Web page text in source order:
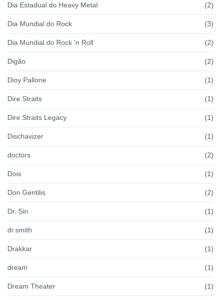
Dia Estadual do Heavy Metal (2)
Dia Mundial do Rock (3)
Dia Mundial do Rock 'n Roll (2)
Digão (2)
Dioy Pallone (1)
Dire Straits (1)
Dire Straits Legacy (1)
Dischavizer (1)
doctors (2)
Dois (1)
Don Gentilis (2)
Dr. Sin (1)
dr.smith (1)
Drakkar (1)
dream (1)
Dream Theater (1)